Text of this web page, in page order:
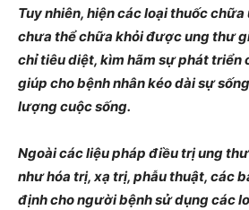
Tuy nhiên, hiện các loại thuốc
chưa thể chữa khỏi được ung thư
chỉ tiêu diệt, kìm hãm sự phát triển
giúp cho bệnh nhân kéo dài sự
lượng cuộc sống.
Ngoài các liệu pháp điều trị ung
như hóa trị, xạ trị, phẫu thuật, các
định cho người bệnh sử dụng các